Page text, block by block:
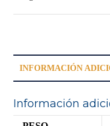
INFORMACIÓN
Información